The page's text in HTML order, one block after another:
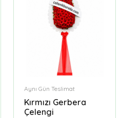
Aynı Gün Teslimat
Kırmızı Gerbera
Çelengi